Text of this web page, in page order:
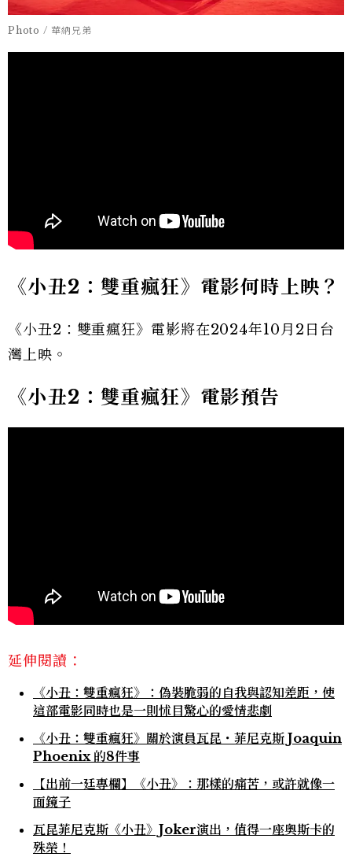
Photo / 華納兄弟
《小丑2：雙重瘋狂》電影何時上映？
《小丑2：雙重瘋狂》電影將在2024年10月2日台
灣上映。
《小丑2：雙重瘋狂》電影預告
延伸閱讀：
《小丑：雙重瘋狂》：偽裝脆弱的自我與認知差距，使
這部電影同時也是一則怵目驚心的愛情悲劇
《小丑：雙重瘋狂》關於演員瓦昆・菲尼克斯 Joaquin
Phoenix 的8件事
【出前一廷專欄】《小丑》：那樣的痛苦，或許就像一
面鏡子
瓦昆菲尼克斯《小丑》Joker演出，值得一座奧斯卡的
殊榮！